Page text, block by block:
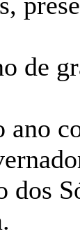
de
ano
dos